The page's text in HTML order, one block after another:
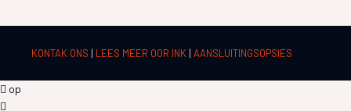
KONTAK ONS | LEES MEER OOR INK |AANSLUITINGSOPSIES
op